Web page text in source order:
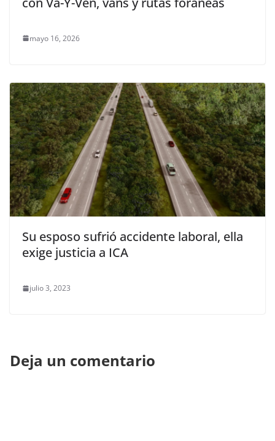
mayo 16, 2026
Su esposo sufrió accidente laboral, ella
exige justicia a ICA
julio 3, 2023
Deja un comentario